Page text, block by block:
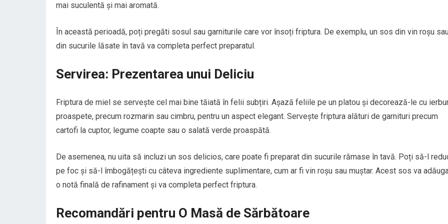
mai suculentă și mai aromată.
În această perioadă, poți pregăti sosul sau garniturile care vor însoți friptura. De exemplu, un sos din vin roșu
din sucurile lăsate în tavă va completa perfect preparatul.
Servirea: Prezentarea unui Deliciu
Friptura de miel se servește cel mai bine tăiată în felii subțiri. Așază feliile pe un platou și decorează-le cu
proaspete, precum rozmarin sau cimbru, pentru un aspect elegant. Servește friptura alături de garnituri precum
cartofi la cuptor, legume coapte sau o salată verde proaspătă.
De asemenea, nu uita să incluzi un sos delicios, care poate fi preparat din sucurile rămase în tavă. Poți să-l
pe foc și să-l îmbogățești cu câteva ingrediente suplimentare, cum ar fi vin roșu sau muștar. Acest sos va
o notă finală de rafinament și va completa perfect friptura.
Recomandări pentru O Masă de Sărbătoare